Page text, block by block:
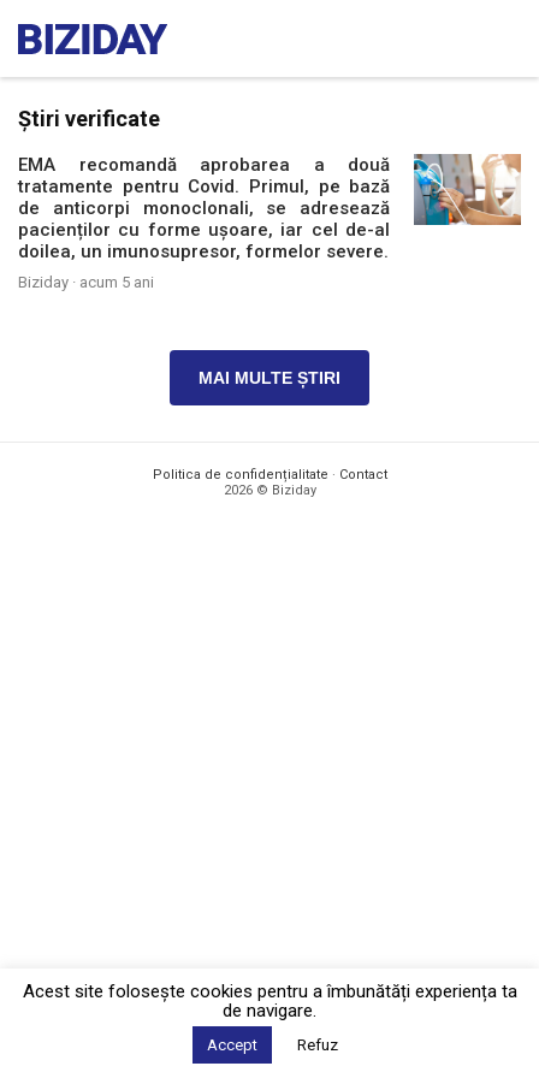
Știri verificate
EMA recomandă aprobarea a două
tratamente pentru Covid. Primul, pe bază
de anticorpi monoclonali, se adresează
pacienților cu forme ușoare, iar cel de-al
doilea, un imunosupresor, formelor severe.
Biziday · acum 5 ani
MAI MULTE ȘTIRI
Politica de confidențialitate · Contact
2026 © Biziday
Acest site foloseşte cookies pentru a îmbunătăți experiența ta
de navigare.
Accept Refuz